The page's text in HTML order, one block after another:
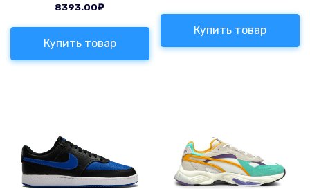
8393.00₽
Купить товар
Купить товар